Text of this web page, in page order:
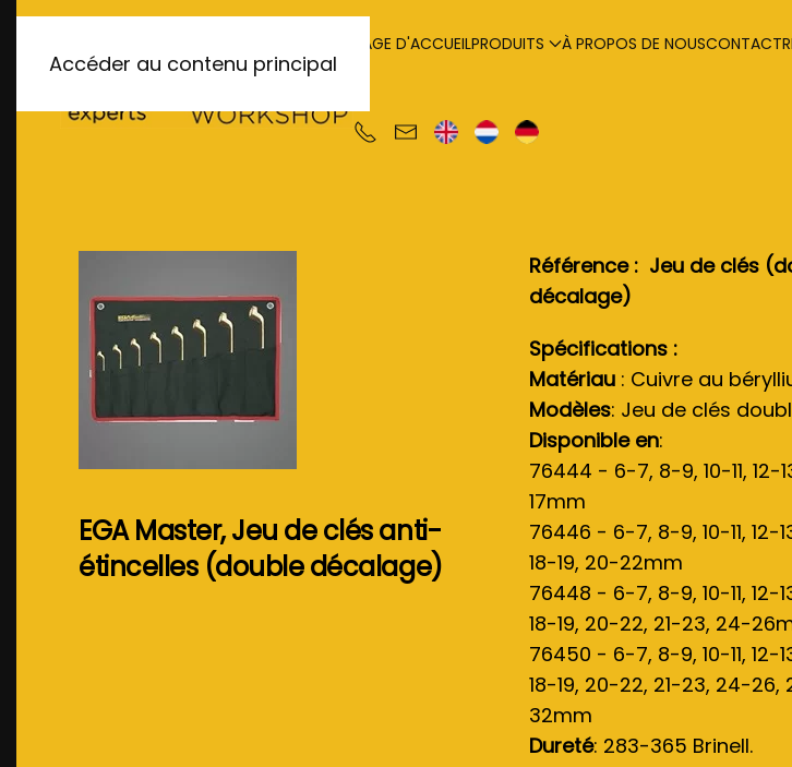
Accéder au contenu principal
PAGE D'ACCUEILPRODUITS À PROPOS DE NOUSCONTACT
EGA Master, Jeu de clés anti-
étincelles (double décalage)
Référence : Jeu de clés
décalage)
Spécifications :
Matériau : Cuivre au
Modèles: Jeu de clés
Disponible en:
76444 - 6-7, 8-9, 10-11, 12-
17mm
76446 - 6-7, 8-9, 10-11, 12-
18-19, 20-22mm
76448 - 6-7, 8-9, 10-11, 12-
18-19, 20-22, 21-23, 24-
76450 - 6-7, 8-9, 10-11, 12-
18-19, 20-22, 21-23, 24-
32mm
Dureté: 283-365 Brinell.